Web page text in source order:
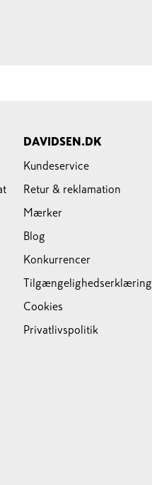
DAVIDSEN.DK
Kundeservice
Retur & reklamation
Mærker
Blog
Konkurrencer
Tilgængelighedserklæring
Cookies
Privatlivspolitik